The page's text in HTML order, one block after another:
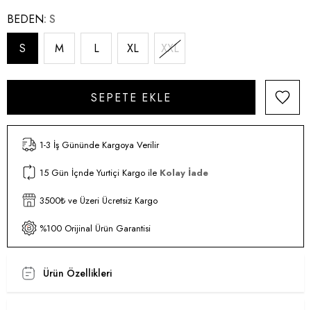
BEDEN S
S
M L XL XXL
1-3 İş Gününde Kargoya Verilir
15 Gün İçnde Yurtiçi Kargo ile Kolay İade
3500₺ ve Üzeri Ücretsiz Kargo
%100 Orijinal Ürün Garantisi
Ürün Özellikleri